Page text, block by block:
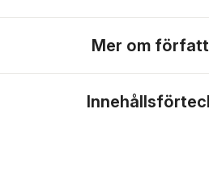
Mer om